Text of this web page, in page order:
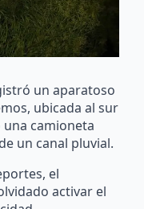
un aparatoso
ubicada al sur
camioneta
un canal pluvial.
el
activar el